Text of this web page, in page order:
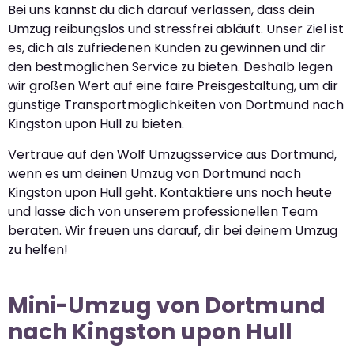
Bei uns kannst du dich darauf verlassen, dass dein
Umzug reibungslos und stressfrei abläuft. Unser Ziel ist
es, dich als zufriedenen Kunden zu gewinnen und dir
den bestmöglichen Service zu bieten. Deshalb legen
wir großen Wert auf eine faire Preisgestaltung, um dir
günstige Transportmöglichkeiten von Dortmund nach
Kingston upon Hull zu bieten.
Vertraue auf den Wolf Umzugsservice aus Dortmund,
wenn es um deinen Umzug von Dortmund nach
Kingston upon Hull geht. Kontaktiere uns noch heute
und lasse dich von unserem professionellen Team
beraten. Wir freuen uns darauf, dir bei deinem Umzug
zu helfen!
Mini-Umzug von Dortmund
nach Kingston upon Hull